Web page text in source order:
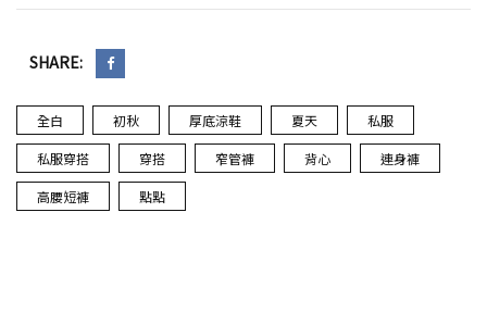
SHARE:
全白 初秋 厚底涼鞋 夏天 私服
私服穿搭 穿搭 窄管褲 背心 連身褲
高腰短褲 點點